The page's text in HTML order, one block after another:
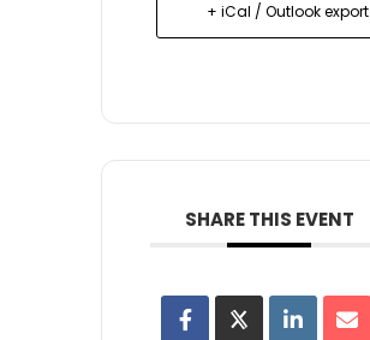
+ iCal / Outlook export
SHARE THIS EVENT